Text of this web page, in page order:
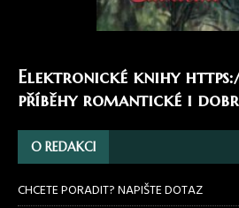
Elektronické knihy
příběhy romantické i
O REDAKCI
CHCETE PORADIT? NAPIŠTE DOTAZ